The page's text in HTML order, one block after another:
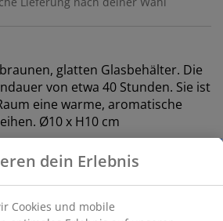
glatten Glasbehälter. Die
von etwa 40 Stunden. Sie ist
eine warme, aromatische
Ø10 x H10 cm